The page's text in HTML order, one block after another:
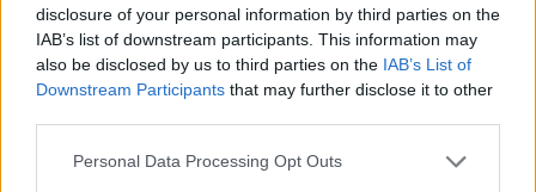
disclosure of your personal information by third parties on the
IAB’s list of downstream participants. This information may
also be disclosed by us to third parties on the IAB’s List of
Downstream Participants that may further disclose it to other
Please note that this website/app uses one or more Google
Personal Data Processing Opt Outs
Γεννήθηκε τον Νοέμβριο του 2005, βρήκε τον δρόμο της
(μαζί με την έμπνευση) στα στενά της Αθήνας, κι από τότε
μέχρι σήμερα δεν έχει σταματήσει να μεγαλώνει.
Αμετανόητα περίεργη, θα πάει με την ίδια ευκολία σε
με τον ίδιο ενθουσιασμό για τα ταξίδια της, τα νέα της